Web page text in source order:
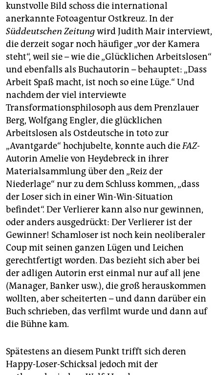
kunstvolle Bild schoss die international
anerkannte Fotoagentur Ostkreuz. In der
Süddeutschen Zeitungwird Judith Mair interviewt,
die derzeit sogar noch häufiger „vor der Kamera
steht“, weil sie – wie die „Glücklichen Arbeitslosen“
und ebenfalls als Buchautorin – behauptet: „Dass
Arbeit Spaß macht, ist noch so eine Lüge.“ Und
nachdem der viel interviewte
Transformationsphilosoph aus dem Prenzlauer
Berg, Wolfgang Engler, die glücklichen
Arbeitslosen als Ostdeutsche in toto zur
„Avantgarde“ hochjubelte, konnte auch dieFAZ-
Autorin Amelie von Heydebreck in ihrer
Materialsammlung über den „Reiz der
Niederlage“ nur zu dem Schluss kommen, „dass
der Loser sich in einer Win-Win-Situation
befindet“. Der Verlierer kann also nur gewinnen,
oder anders ausgedrückt: Der Verlierer ist der
Gewinner! Schamloser ist noch kein neoliberaler
Coup mit seinen ganzen Lügen und Leichen
gerechtfertigt worden. Das bezieht sich aber bei
der adligen Autorin erst einmal nur auf all jene
(Manager, Banker usw.), die groß herauskommen
wollten, aber scheiterten – und dann darüber ein
Buch schrieben, das verfilmt wurde und dann auf
die Bühne kam.
Spätestens an diesem Punkt trifft sich deren
Happy-Loser-Schicksal jedoch mit der